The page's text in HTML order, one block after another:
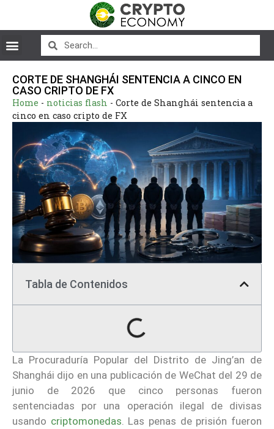
CORTE DE SHANGHÁI SENTENCIA A CINCO EN
CASO CRIPTO DE FX
Home - noticias flash - Corte de Shanghái sentencia a
cinco en caso cripto de FX
Tabla de Contenidos
La Procuraduría Popular del Distrito de Jing’an de
Shanghái dijo en una publicación de WeChat del 29 de
junio de 2026 que cinco personas fueron
sentenciadas por una operación ilegal de divisas
usando criptomonedas . Las penas de prisión fueron